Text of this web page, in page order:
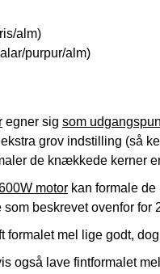
alm)
purpur/alm)
egner sig som
grov indstilling (så
de knækkede kerner
motor kan formale
beskrevet ovenfor for
mel lige godt,
også lave fintformalet